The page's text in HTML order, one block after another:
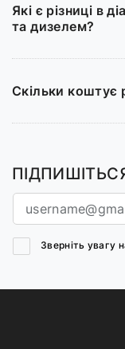
Які є різниці в
та дизелем?
Скільки коштує
Зверніть увагу